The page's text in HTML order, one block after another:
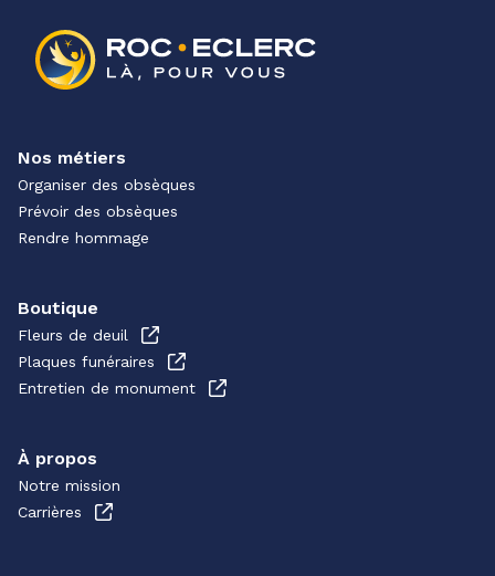
Nos métiers
Organiser des obsèques
Prévoir des obsèques
Rendre hommage
Boutique
Fleurs de deuil
Plaques funéraires
Entretien de monument
À propos
Notre mission
Carrières